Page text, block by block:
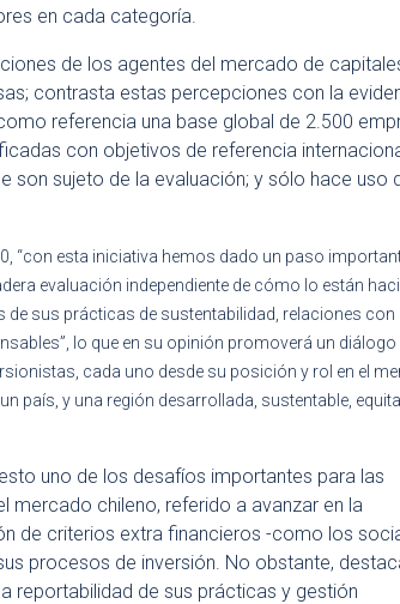
en cada categoría.
de los agentes del mercado de
contrasta estas percepciones con la
referencia una base global de 2.500
con objetivos de referencia
son sujeto de la evaluación; y sólo hace uso
“con esta iniciativa hemos dado un paso
evaluación independiente de cómo lo están
sus prácticas de sustentabilidad, relaciones con
lo que en su opinión promoverá un diálogo
cada uno desde su posición y rol en el
país, y una región desarrollada, sustentable,
uno de los desafíos importantes para las
mercado chileno, referido a avanzar en la
de criterios extra financieros -como los
procesos de inversión. No obstante,
reportabilidad de sus prácticas y gestión